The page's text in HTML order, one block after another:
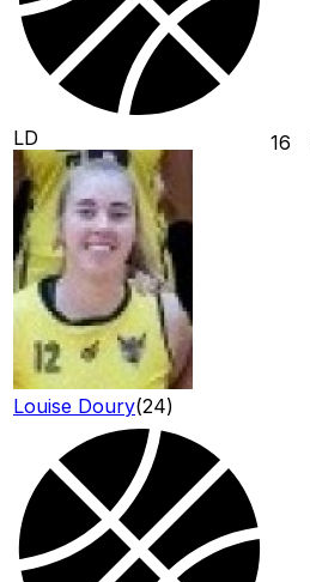
LD
Louise Doury(24)
16